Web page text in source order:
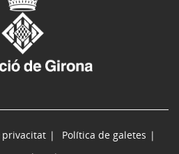
privacitat
Política de galetes